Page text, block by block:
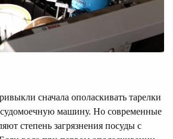
сначала ополаскивать тарелки
машину. Но современные
степень загрязнения посуды с